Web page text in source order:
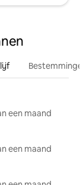
een maand
een maand